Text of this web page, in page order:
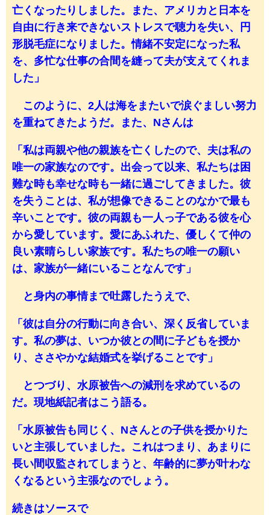
亡くなったりしました。また、アメリカと日本を
自由に行き来できないストレスで聴力を失い、円
形脱毛症になりました。情緒不安定になった私
を、多忙な仕事の合間を縫って夫が支えてくれま
した」
このように、2人は海をまたいで涙ぐましい努力
を重ねてきたようだ。また、Nさんは
「私は両親や他の親族を亡くしたので、夫は私の
唯一の家族なのです。出会って以来、私たちは困
難な時も幸せな時も一緒に過ごしてきました。彼
を失うことは、私が想像できることのなかで最も
辛いことです。彼の両親も一人っ子である彼を心
から愛しています。愛にあふれた、優しくて仲の
良い素晴らしい家族です。私たちの唯一の願い
は、家族が一緒にいることなんです」
と身内の事情まで吐露したうえで、
「彼は自分の行動に向き合い、深く反省していま
す。私の夢は、いつか彼との間に子どもを授か
り、ささやかな結婚式を挙げることです」
とつづり、水原被告への減刑を求めているの
だ。現地紙記者はこう語る。
「水原被告も同じく、Nさんとの子供を授かりた
いと主張していました。これはつまり、あまりに
長い間収監されてしまうと、年齢的に夢が叶わな
くなるという主張なのでしょう。
続きはソースで